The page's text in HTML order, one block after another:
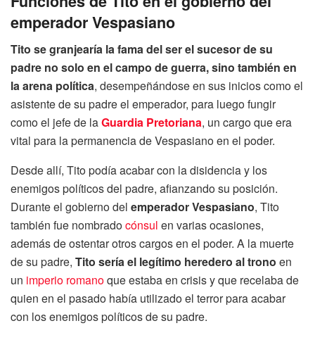
emperador Vespasiano
Tito se granjearía la fama del ser el sucesor de su
padre no solo en el campo de guerra, sino también en
la arena política, desempeñándose en sus inicios como el
asistente de su padre el emperador, para luego fungir
como el jefe de laGuardia Pretoriana, un cargo que era
vital para la permanencia de Vespasiano en el poder.
Desde allí, Tito podía acabar con la disidencia y los
enemigos políticos del padre, afianzando su posición.
Durante el gobierno del emperador Vespasiano, Tito
también fue nombradocónsul en varias ocasiones,
además de ostentar otros cargos en el poder. A la muerte
de su padre, Tito sería el legítimo heredero al trono en
un imperio romanoque estaba en crisis y que recelaba de
quien en el pasado había utilizado el terror para acabar
con los enemigos políticos de su padre.